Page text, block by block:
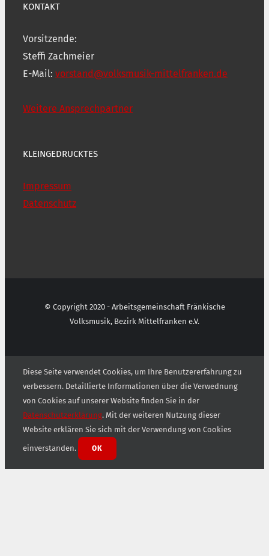
KONTAKT
Vorsitzende:
Steffi Zachmeier
E-Mail: vorstand@volksmusik-mittelfranken.de
Weitere Ansprechpartner
KLEINGEDRUCKTES
Impressum
Datenschutz
© Copyright 2020 - Arbeitsgemeinschaft Fränkische
Volksmusik, Bezirk Mittelfranken e.V.
Diese Seite verwendet Cookies, um Ihre Benutzererfahrung zu
verbessern. Detaillierte Informationen über die Verwednung
von Cookies auf unserer Website finden Sie in der
Datenschutzerklärung. Mit der weiteren Nutzung dieser
Website erklären Sie sich mit der Verwendung von Cookies
einverstanden. OK